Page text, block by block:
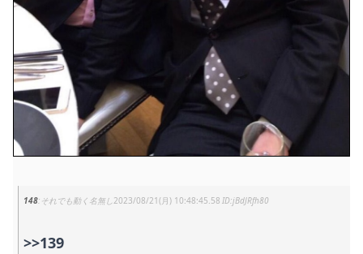
148 それでも動く名無し2023/08/21(月) 10:48:45.58 jBdJRfh80
>>139